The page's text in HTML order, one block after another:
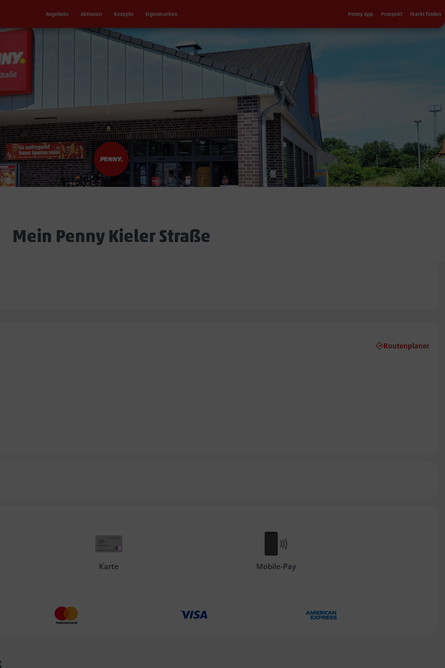
Angebote Aktionen Rezepte Eigenmarken Sekundärnavigation
Penny App Prospekt Markt finden
Mein Penny Kieler Straße
Routenplaner
Karte Mobile-Pay